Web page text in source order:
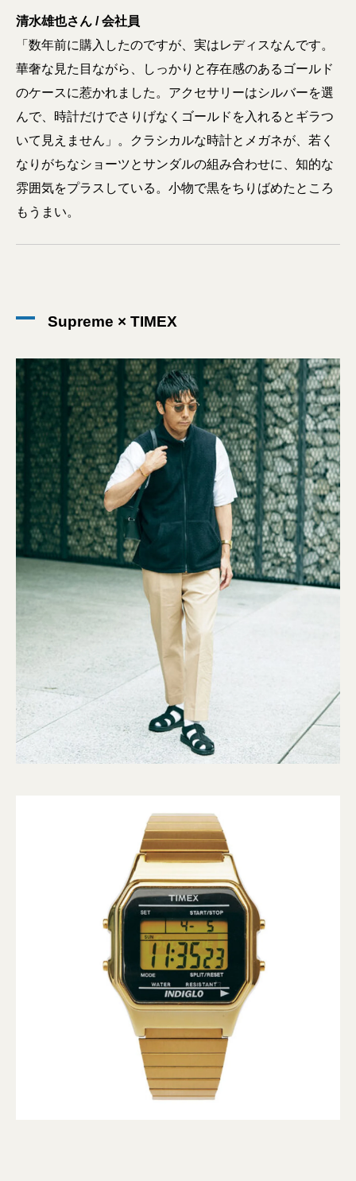
清水雄也さん / 会社員
「数年前に購入したのですが、実はレディスなんです。
華奢な見た目ながら、しっかりと存在感のあるゴールド
のケースに惹かれました。アクセサリーはシルバーを選
んで、時計だけでさりげなくゴールドを入れるとギラつ
いて見えません」。クラシカルな時計とメガネが、若く
なりがちなショーツとサンダルの組み合わせに、知的な
雰囲気をプラスしている。小物で黒をちりばめたところ
もうまい。
Supreme × TIMEX